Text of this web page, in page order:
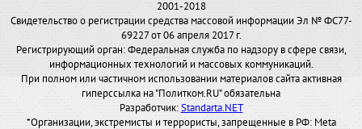
2001-2018
Свидетельство о регистрации средства массовой информации Эл № ФС77-
69227 от 06 апреля 2017 г.
Регистрирующий орган: Федеральная служба по надзору в сфере связи,
информационных технологий и массовых коммуникаций.
При полном или частичном использовании материалов сайта активная
гиперссылка на "Политком.RU" обязательна
Разработчик:Standarta.NET
*Организации, экстремисты и террористы, запрещенные в РФ: Meta